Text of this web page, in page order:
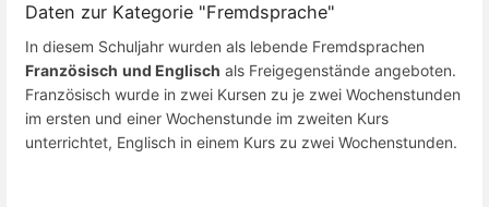
Daten zur Kategorie "Fremdsprache"
In diesem Schuljahr wurden als lebende Fremdsprachen
Französisch und Englisch als Freigegenstände angeboten.
Französisch wurde in zwei Kursen zu je zwei Wochenstunden
im ersten und einer Wochenstunde im zweiten Kurs
unterrichtet, Englisch in einem Kurs zu zwei Wochenstunden.